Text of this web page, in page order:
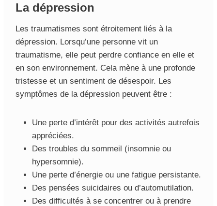
La dépression
Les traumatismes sont étroitement liés à la
dépression. Lorsqu’une personne vit un
traumatisme, elle peut perdre confiance en elle et
en son environnement. Cela mène à une profonde
tristesse et un sentiment de désespoir. Les
symptômes de la dépression peuvent être :
Une perte d’intérêt pour des activités autrefois
appréciées.
Des troubles du sommeil (insomnie ou
hypersomnie).
Une perte d’énergie ou une fatigue persistante.
Des pensées suicidaires ou d’automutilation.
Des difficultés à se concentrer ou à prendre